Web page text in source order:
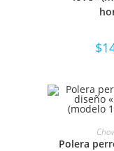
$
Polera